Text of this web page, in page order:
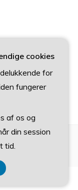
cookies
for
fungerer
af os og
din session
tid.